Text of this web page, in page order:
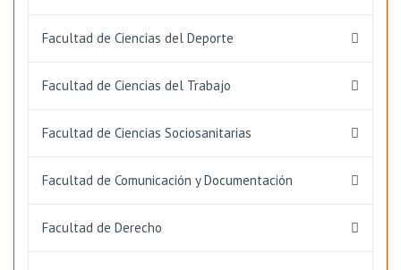
Facultad de Ciencias del Deporte
Facultad de Ciencias del Trabajo
Facultad de Ciencias Sociosanitarias
Facultad de Comunicación y Documentación
Facultad de Derecho